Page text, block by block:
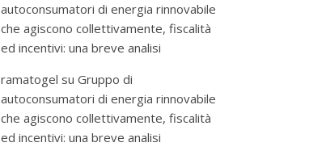
autoconsumatori di energia rinnovabile
che agiscono collettivamente, fiscalità
ed incentivi: una breve analisi
ramatogel su Gruppo di
autoconsumatori di energia rinnovabile
che agiscono collettivamente, fiscalità
ed incentivi: una breve analisi